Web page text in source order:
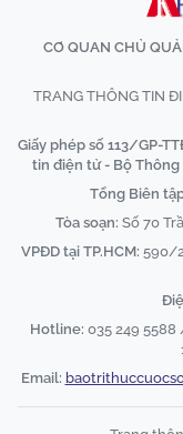
CƠ QUAN CHỦ
TRANG THÔNG TIN
Giấy phép số 113/GP-
tin điện tử - Bộ
Tổng Biên
Tòa soạn: Số 70
VPĐD tại TP.HCM: 590/
Hotline: 035 249 5588
Email: